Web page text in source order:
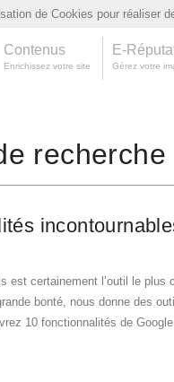
Contenus
Enrichissez votre site
E-
Gérez votre
recherche
est certainement l’outil le
bonté, nous donne des
10 fonctionnalités de
de Cookies pour réaliser